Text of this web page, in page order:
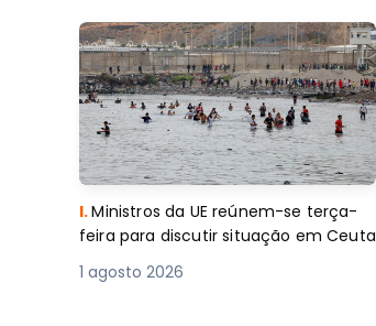
I.Ministros da UE reúnem-se terça-
feira para discutir situação em Ceuta
1 agosto 2026